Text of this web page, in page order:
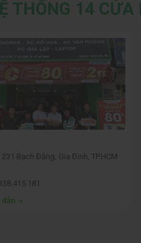
chơi game mượt mà nhất.
THỐNG 14 CỬA
231 Bạch Đằng, Gia Định, TP.HCM
dẫn